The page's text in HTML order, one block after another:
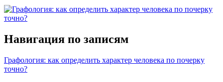
Навигация по записям
Графология: как определить характер человека по почерку
точно?